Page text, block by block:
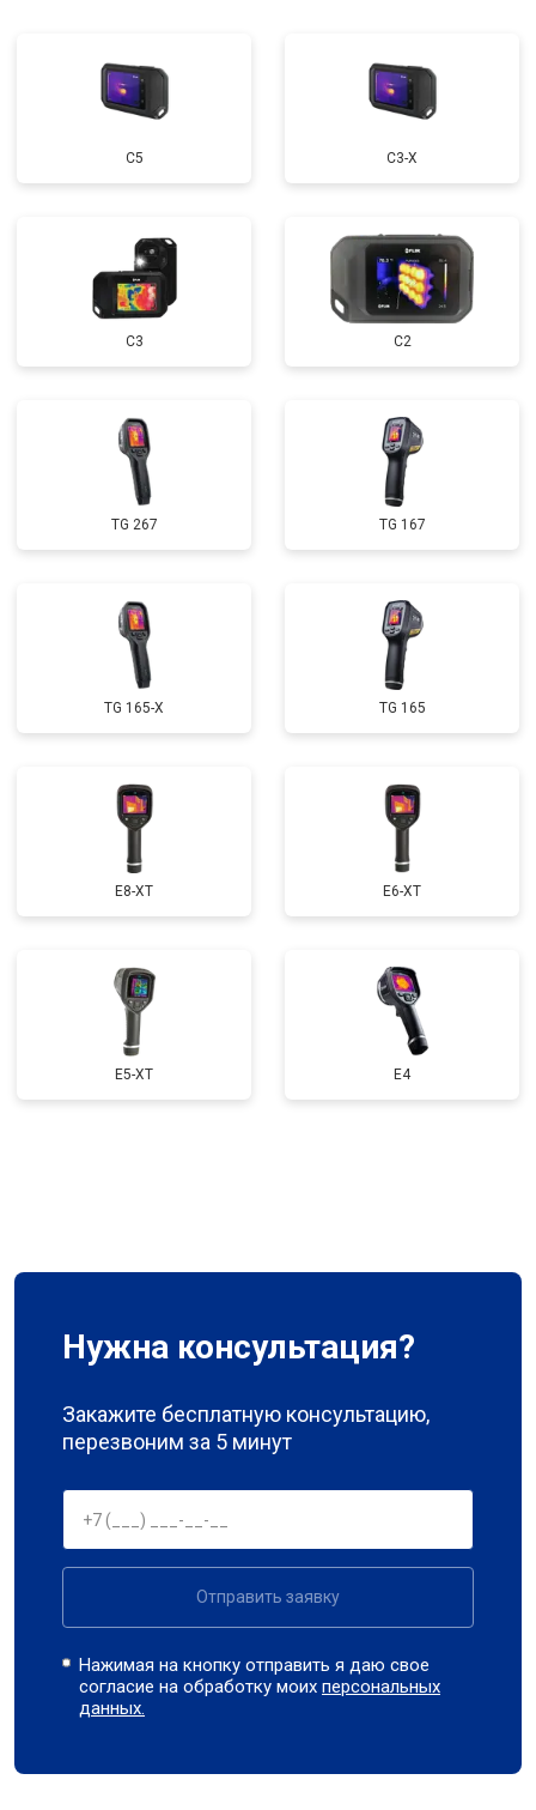
С5 С3-Х
С3 C2
TG 267 TG 167
TG 165-X TG 165
E8-XT E6-XT
E5-XT E4
Нужна консультация?
Закажите бесплатную консультацию,
перезвоним за 5 минут
Отправить заявку
Нажимая на кнопку отправить я даю свое
согласие на обработку моихперсональных
данных.